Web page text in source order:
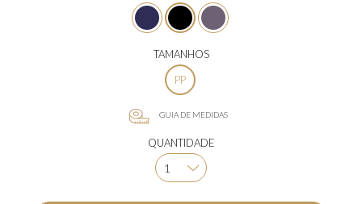
TAMANHOS
PP
GUIA DE MEDIDAS
QUANTIDADE